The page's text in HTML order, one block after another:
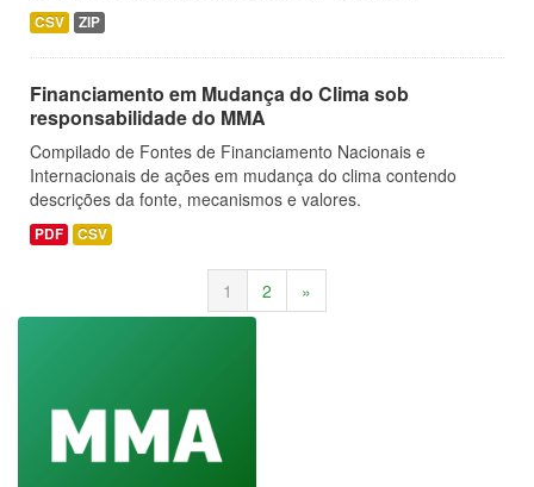
CSV ZIP
Financiamento em Mudança do Clima sob
responsabilidade do MMA
Compilado de Fontes de Financiamento Nacionais e
Internacionais de ações em mudança do clima contendo
descrições da fonte, mecanismos e valores.
PDF CSV
1 2 »